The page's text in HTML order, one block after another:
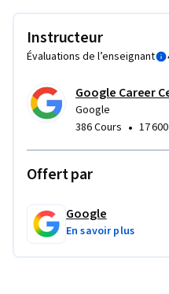
des marchés.
le gérer - Expliquer
comment les fixer.
techniques pour les obtenir
Instructeur
Évaluations de l’enseignant
Google Career
Google
386 Cours • 17
Offert par
Google
En savoir plus